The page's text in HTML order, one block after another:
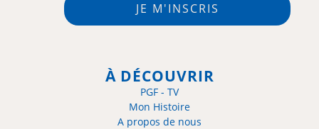
JE M'INSCRIS
À DÉCOUVRIR
PGF - TV
Mon Histoire
A propos de nous